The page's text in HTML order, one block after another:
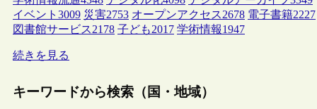
イベント 3009 災害2753 オープンアクセス2678 電子書籍2227
図書館サービス2178 子ども2017 学術情報1947
続きを見る
キーワードから検索（国・地域）